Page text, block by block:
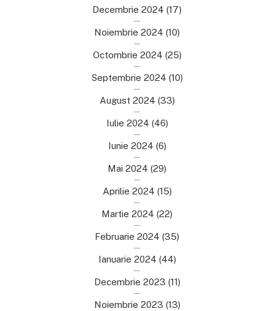
Decembrie 2024 (17)
Noiembrie 2024 (10)
Octombrie 2024 (25)
Septembrie 2024 (10)
August 2024 (33)
Iulie 2024 (46)
Iunie 2024 (6)
Mai 2024 (29)
Aprilie 2024 (15)
Martie 2024 (22)
Februarie 2024 (35)
Ianuarie 2024 (44)
Decembrie 2023 (11)
Noiembrie 2023 (13)